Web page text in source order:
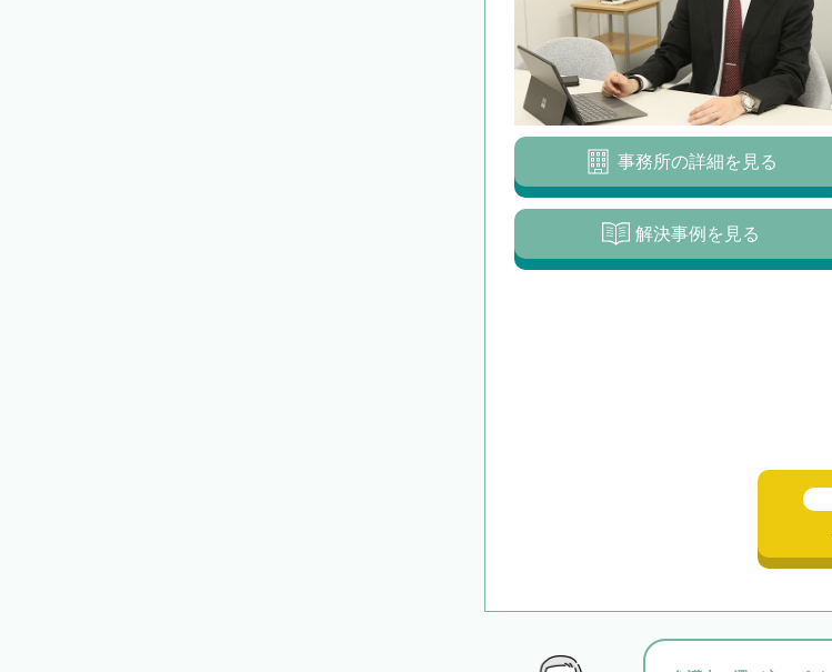
事務所の詳細を見る
解決事例を見る